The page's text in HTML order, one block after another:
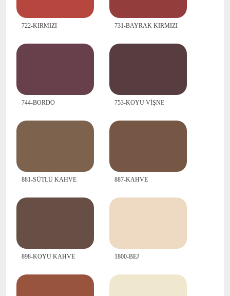
722-KIRMIZI 731-BAYRAK KIRMIZI
744-BORDO 753-KOYU VİŞNE
881-SÜTLÜ KAHVE 887-KAHVE
898-KOYU KAHVE 1800-BEJ